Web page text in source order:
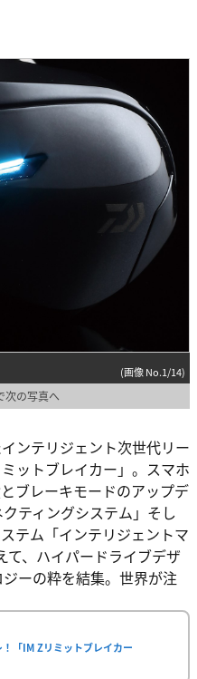
(画像 No.1/14)
次の写真へ
ンテリジェント次世代リー
ットブレイカー」。スマホ
ブレーキモードのアップデ
ティングシステム」そし
テム「インテリジェントマ
て、ハイパードライブデザ
ーの粋を結集。世界が注
「IM Zリミットブレイカー